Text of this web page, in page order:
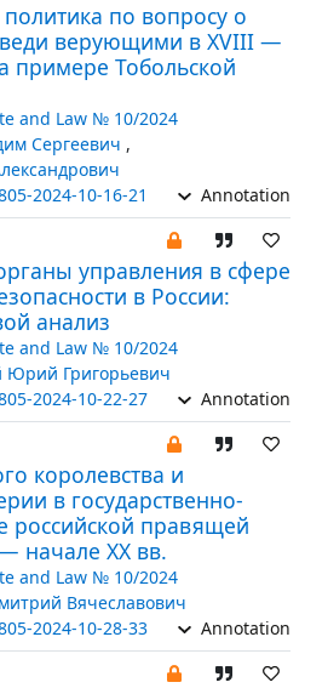
политика по вопросу о
верующими в XVIII —
примере Тобольской
and Law № 10/2024
Сергеевич ,
2024-10-16-21 Annotation
управления в сфере
в России:
анализ
and Law № 10/2024
Юрий Григорьевич
2024-10-22-27 Annotation
королевства и
в государственно-
российской правящей
начале XX вв.
and Law № 10/2024
Вячеславович
2024-10-28-33 Annotation